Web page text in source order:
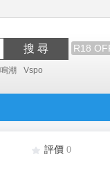
搜 尋 R18
鳴潮 Vspo
評價 0